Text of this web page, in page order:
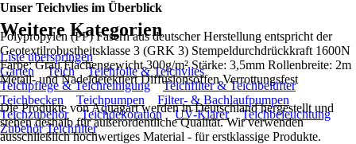
Unser Teichvlies im Überblick
Polypropylen (PP) Fasern aus deutscher Herstellung entspricht der
Geotextilrobustheitsklasse 3 (GRK 3) Stempeldurchdrückkraft 1600N
Farbe: Grau Flächengewicht 300g/m² Stärke: 3,5mm Rollenbreite: 2m
Metall- und Nadeldetektiert Diffusionsoffen Verrottungsfest
Die Produkte von Aquagart werden in Deutschland hergestellt und
stehen deshalb für außerordentliche Qualität. Wir verwenden
ausschließlich hochwertiges Material - für erstklassige Produkte.
Weitere Kategorien
Liste überspringen
Garten
Teich
Teichfolie & Teichvlies
Teichpflege & Teichreinigung
Teichfilter & Teichbelüfter
Teichbecken
Teichpumpen
Filter- & Bachlaufpumpen
Teichzubehör
Teichdekoration UV-Klärer
Teichbeleuchtung
Zubehör Teichfilter